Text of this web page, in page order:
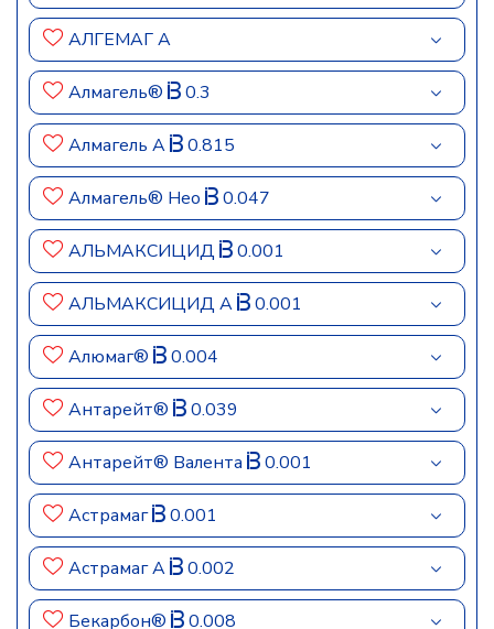
АЛГЕМАГ А
Алмагель® 0.3
Алмагель А 0.815
Алмагель® Нео 0.047
АЛЬМАКСИЦИД 0.001
АЛЬМАКСИЦИД А 0.001
Алюмаг® 0.004
Антарейт® 0.039
Антарейт® Валента 0.001
Астрамаг 0.001
Астрамаг А 0.002
Бекарбон® 0.008